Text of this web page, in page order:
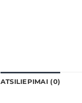
ATSILIEPIMAI (0)